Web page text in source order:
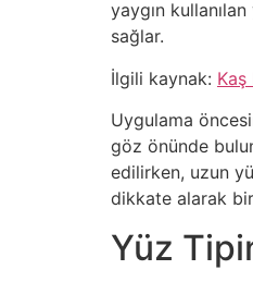
yaygın
sağlar.
İlgili kaynak:
Uygulama
göz önünde
edilirken, uzun
dikkate alarak
Yüz